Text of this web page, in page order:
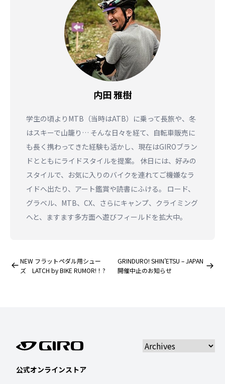
内田 雅樹
学生の頃よりMTB（当時はATB）に乗って長旅や、冬
はスキーで山籠り… そんな日々を経て、自転車販売に
も長く携わってきた経験も活かし、現在はGIROブラン
ドとともにライドスタイルを提案。 休日には、好みの
スタイルで、お気に入りのバイクを連れてご機嫌なラ
イドへ出たり、アート鑑賞や読書にふける。 ロード、
グラベル、MTB、CX、さらにキャンプ、クライミング
へと、ますます多方面へ遊びフィールドを拡大中。
NEW フラットペダル用シュー
ズ LATCH by BIKE RUMOR!！?
GRINDURO! SHIN’ETSU – JAPAN
開催中止のお知らせ
公式オンラインストア